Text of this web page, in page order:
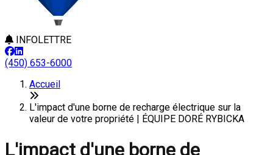
INFOLETTRE
(450) 653-6000
Accueil
L'impact d'une borne de recharge électrique sur la
valeur de votre propriété | ÉQUIPE DORÉ RYBICKA
L'impact d'une borne de